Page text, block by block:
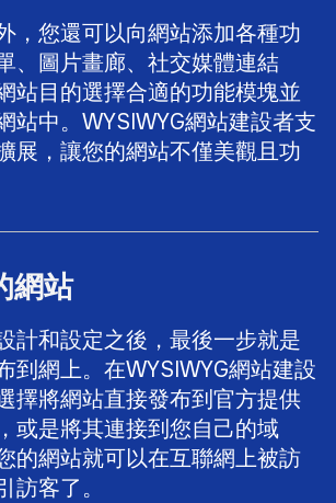
，您還可以向網站添加各種功
、圖片畫廊、社交媒體連結
站目的選擇合適的功能模塊並
站中。WYSIWYG網站建設者支
展，讓您的網站不僅美觀且功
網站
計和設定之後，最後一步就是
到網上。在WYSIWYG網站建設
擇將網站直接發布到官方提供
或是將其連接到您自己的域
的網站就可以在互聯網上被訪
訪客了。